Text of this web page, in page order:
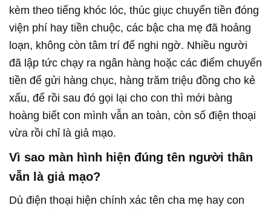
kèm theo tiếng khóc lóc, thúc giục chuyển tiền đóng
viện phí hay tiền chuộc, các bậc cha mẹ đã hoảng
loạn, không còn tâm trí để nghi ngờ. Nhiều người
đã lập tức chạy ra ngân hàng hoặc các điểm chuyển
tiền để gửi hàng chục, hàng trăm triệu đồng cho kẻ
xấu, để rồi sau đó gọi lại cho con thì mới bàng
hoàng biết con mình vẫn an toàn, còn số điện thoại
vừa rồi chỉ là giả mạo.
Vì sao màn hình hiện đúng tên người thân
vẫn là giả mạo?
Dù điện thoại hiện chính xác tên cha mẹ hay con